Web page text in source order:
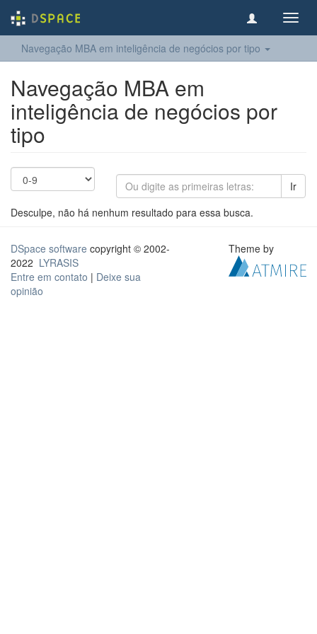
Navegação MBA em inteligência de negócios por tipo
Navegação MBA em
inteligência de negócios por
tipo
Ir
Desculpe, não há nenhum resultado para essa busca.
DSpace software copyright © 2002-
2022 LYRASIS
Entre em contato | Deixe sua
opinião
Theme by